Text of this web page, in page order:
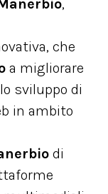
,
che
a migliorare
sviluppo di
in ambito
di